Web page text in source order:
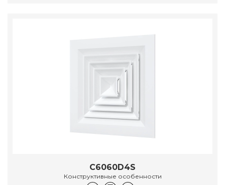
C6060D4S
Конструктивные особенности